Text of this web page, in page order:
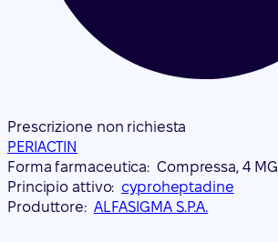
Prescrizione non richiesta
PERIACTIN
Forma farmaceutica: Compressa, 4 MG
Principio attivo: cyproheptadine
Produttore: ALFASIGMA S.P.A.